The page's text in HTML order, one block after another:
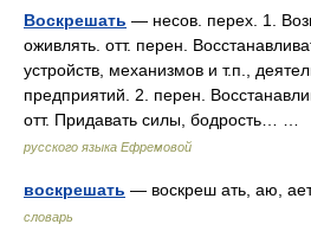
Воскрешать — несов. перех. 1.
оживлять. отт. перен.
устройств, механизмов и т.п.,
предприятий. 2. перен.
отт. Придавать силы, бодрость… …
русского языка Ефремовой
воскрешать — воскреш ать, аю,
словарь